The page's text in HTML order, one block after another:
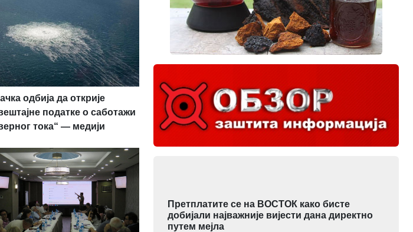
одбија да открије
податке о саботажи
тока“ — медији
Претплатите се на ВОСТОК како бисте
добијали најважније вијести дана директно
путем мејла